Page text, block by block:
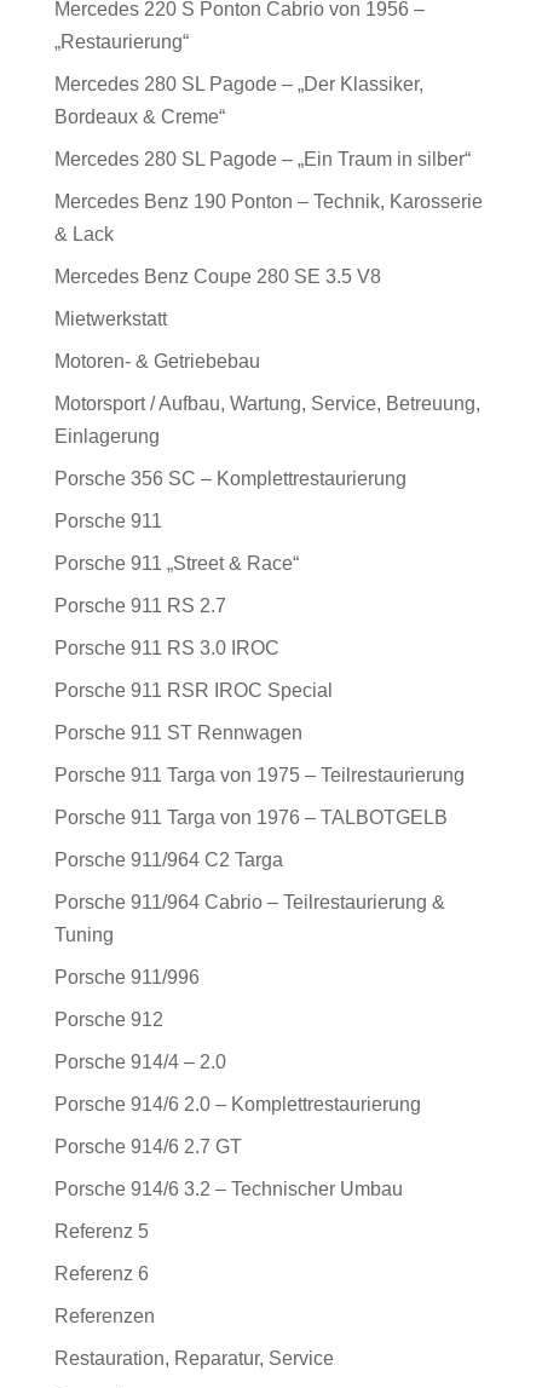
Mercedes 220 S Ponton Cabrio von 1956 –
„Restaurierung“
Mercedes 280 SL Pagode – „Der Klassiker,
Bordeaux & Creme“
Mercedes 280 SL Pagode – „Ein Traum in silber“
Mercedes Benz 190 Ponton – Technik, Karosserie
& Lack
Mercedes Benz Coupe 280 SE 3.5 V8
Mietwerkstatt
Motoren- & Getriebebau
Motorsport / Aufbau, Wartung, Service, Betreuung,
Einlagerung
Porsche 356 SC – Komplettrestaurierung
Porsche 911
Porsche 911 „Street & Race“
Porsche 911 RS 2.7
Porsche 911 RS 3.0 IROC
Porsche 911 RSR IROC Special
Porsche 911 ST Rennwagen
Porsche 911 Targa von 1975 – Teilrestaurierung
Porsche 911 Targa von 1976 – TALBOTGELB
Porsche 911/964 C2 Targa
Porsche 911/964 Cabrio – Teilrestaurierung &
Tuning
Porsche 911/996
Porsche 912
Porsche 914/4 – 2.0
Porsche 914/6 2.0 – Komplettrestaurierung
Porsche 914/6 2.7 GT
Porsche 914/6 3.2 – Technischer Umbau
Referenz 5
Referenz 6
Referenzen
Restauration, Reparatur, Service